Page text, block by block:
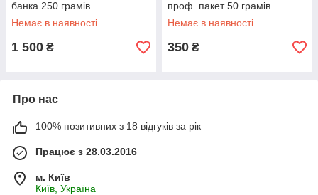
банка 250 грамів
Немає в наявності
1 500 ₴
проф. пакет 50 грамів
Немає в наявності
350 ₴
Про нас
100% позитивних з 18 відгуків за рік
Працює з 28.03.2016
м. Київ
Київ, Україна